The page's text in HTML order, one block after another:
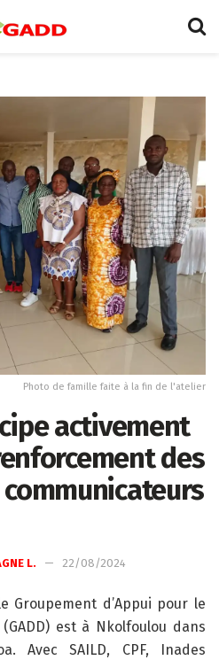
Photo de famille faite à la fin de l'atelier
activement
des
L. 22/08/2024
Groupement d’Appui pour le
est à Nkolfoulou dans
Avec SAILD, CPF, Inades